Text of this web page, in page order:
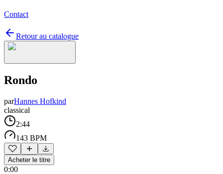
Contact
Retour au catalogue
Rondo
parHannes Hofkind
classical
2:44
143 BPM
Acheter le titre
0:00